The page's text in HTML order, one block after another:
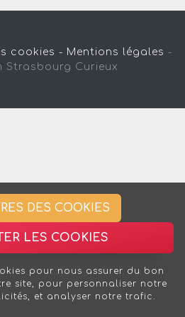
cookies - Mentions légales -
Strasbourg Curieux
DES COOKIES
LES COOKIES
pour nous assurer du bon
site, pour personnaliser notre
et analyser notre trafic.